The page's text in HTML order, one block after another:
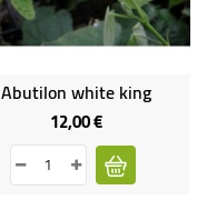
Abutilon white king
12,00 €Prix